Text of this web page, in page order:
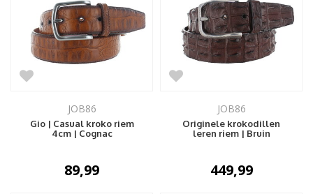
JOB86
Gio | Casual kroko riem
4cm | Cognac
89,99
JOB86
Originele krokodillen
leren riem | Bruin
449,99